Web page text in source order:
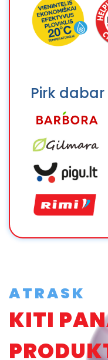
Pirk dabar
ATRASK
KITI